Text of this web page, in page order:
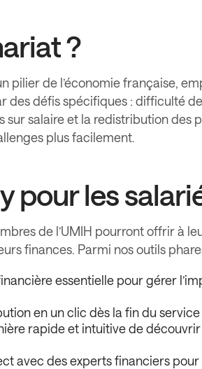
?
pilier de l’économie française,
des défis spécifiques : difficulté
salaire et la redistribution des
plus facilement.
pour les
de l’UMIH pourront offrir à
finances. Parmi nos outils
essentielle pour gérer
en un clic dès la fin du service
rapide et intuitive de
avec des experts financiers